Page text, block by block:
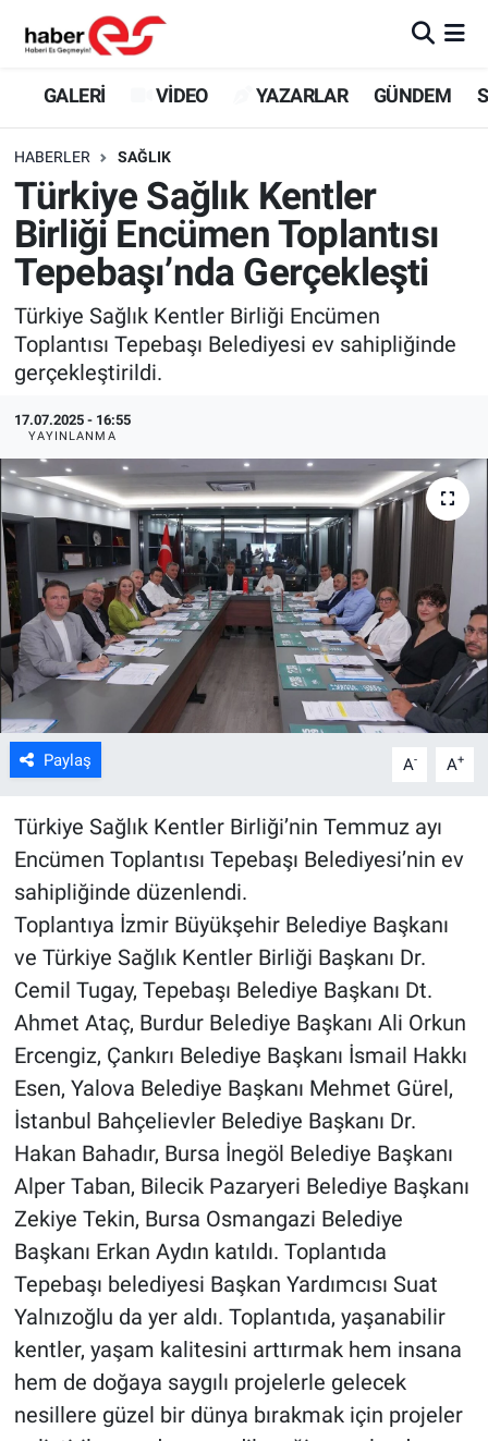
GALERİ VİDEO YAZARLAR GÜNDEM
HABERLER SAĞLIK
Türkiye Sağlık Kentler
Birliği Encümen Toplantısı
Tepebaşı’nda Gerçekleşti
Türkiye Sağlık Kentler Birliği Encümen
Toplantısı Tepebaşı Belediyesi ev sahipliğinde
gerçekleştirildi.
17.07.2025 - 16:55
YAYINLANMA
Paylaş A- A+
Türkiye Sağlık Kentler Birliği’nin Temmuz ayı
Encümen Toplantısı Tepebaşı Belediyesi’nin ev
sahipliğinde düzenlendi.
Toplantıya İzmir Büyükşehir Belediye Başkanı
ve Türkiye Sağlık Kentler Birliği Başkanı Dr.
Cemil Tugay, Tepebaşı Belediye Başkanı Dt.
Ahmet Ataç, Burdur Belediye Başkanı Ali Orkun
Ercengiz, Çankırı Belediye Başkanı İsmail Hakkı
Esen, Yalova Belediye Başkanı Mehmet Gürel,
İstanbul Bahçelievler Belediye Başkanı Dr.
Hakan Bahadır, Bursa İnegöl Belediye Başkanı
Alper Taban, Bilecik Pazaryeri Belediye Başkanı
Zekiye Tekin, Bursa Osmangazi Belediye
Başkanı Erkan Aydın katıldı. Toplantıda
Tepebaşı belediyesi Başkan Yardımcısı Suat
Yalnızoğlu da yer aldı. Toplantıda, yaşanabilir
kentler, yaşam kalitesini arttırmak hem insana
hem de doğaya saygılı projelerle gelecek
nesillere güzel bir dünya bırakmak için projeler
GALERİ
YAZARLAR
GÜNDEM
SİYASET
TEKNOLOJİ
EKONOMİ
SPOR
ASAYİŞ
Eskişehir Nöbetçi Eczaneler
Eskişehir Trafik Yoğunluk Haritası
Süper Lig Puan Durumu ve Fikstür
Tüm Manşetler
Son Dakika Haberleri
Haber Arşivi